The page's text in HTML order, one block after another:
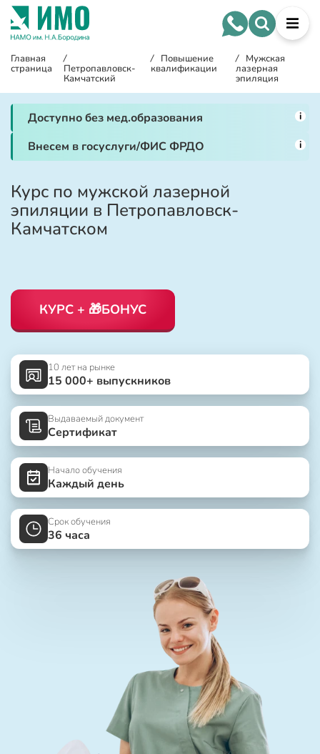
Главная
страница
/
Петропавловск-
Камчатский
/ Повышение
квалификации
/ Мужская
лазерная
эпиляция
Доступно без мед.образования i
Внесем в госуслуги/ФИС ФРДО i
Курс по мужской лазерной
эпиляции в Петропавловск-
Камчатском
КУРС + 🎁БОНУС
10 лет на рынке
15 000+ выпускников
Выдаваемый документ
Сертификат
Начало обучения
Каждый день
Срок обучения
36 часа